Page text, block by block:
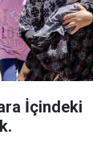
İçindeki